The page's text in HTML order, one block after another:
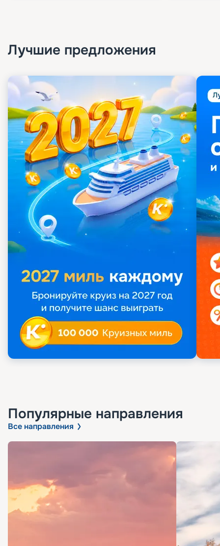
Лучшие предложения
Популярные направления
Все направления